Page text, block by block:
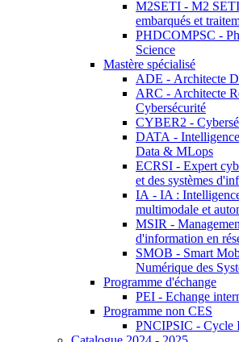
M2SETI - M2 SETI
embarqués et
PHDCOMPSC -
Science
Mastère spécialisé
ADE - Architecte
ARC - Architecte
Cybersécurité
CYBER2 -
DATA -
Data & MLops
ECRSI - Expert
et des systèmes
IA - IA :
multimodale et
MSIR -
d'information en
SMOB - Smart
Numérique des
Programme d'échange
PEI - Echange
Programme non CES
PNCIPSIC - Cycle